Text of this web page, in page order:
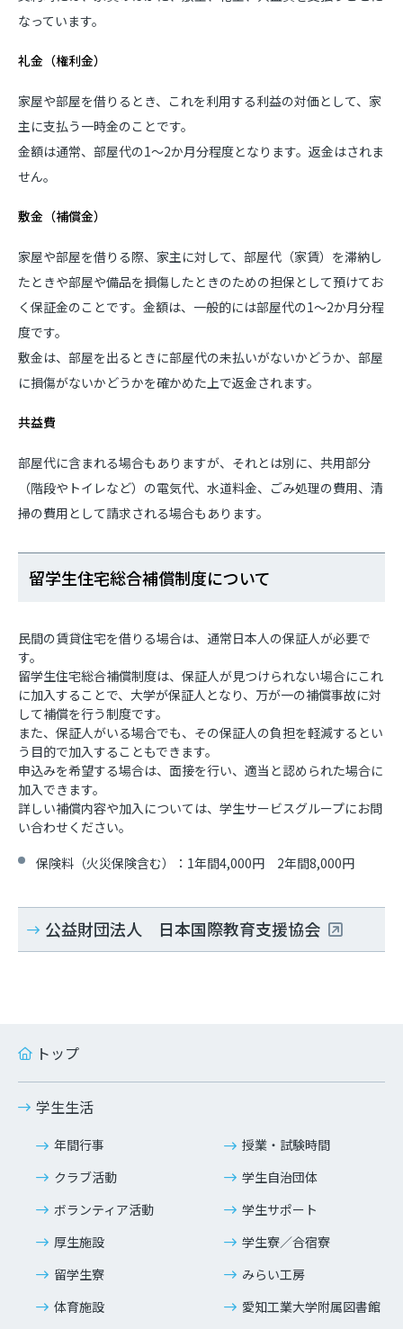
なっています。
礼金（権利金）
家屋や部屋を借りるとき、これを利用する利益の対価として、家
主に支払う一時金のことです。
金額は通常、部屋代の1～2か月分程度となります。返金はされま
せん。
敷金（補償金）
家屋や部屋を借りる際、家主に対して、部屋代（家賃）を滞納し
たときや部屋や備品を損傷したときのための担保として預けてお
く保証金のことです。金額は、一般的には部屋代の1～2か月分程
度です。
敷金は、部屋を出るときに部屋代の未払いがないかどうか、部屋
に損傷がないかどうかを確かめた上で返金されます。
共益費
部屋代に含まれる場合もありますが、それとは別に、共用部分
（階段やトイレなど）の電気代、水道料金、ごみ処理の費用、清
掃の費用として請求される場合もあります。
留学生住宅総合補償制度について
民間の賃貸住宅を借りる場合は、通常日本人の保証人が必要で
す。
留学生住宅総合補償制度は、保証人が見つけられない場合にこれ
に加入することで、大学が保証人となり、万が一の補償事故に対
して補償を行う制度です。
また、保証人がいる場合でも、その保証人の負担を軽減するとい
う目的で加入することもできます。
申込みを希望する場合は、面接を行い、適当と認められた場合に
加入できます。
詳しい補償内容や加入については、学生サービスグループにお問
い合わせください。
保険料（火災保険含む）：1年間4,000円 2年間8,000円
公益財団法人 日本国際教育支援協会
トップ
学生生活
年間行事
授業・試験時間
クラブ活動
学生自治団体
ボランティア活動
学生サポート
厚生施設
学生寮／合宿寮
留学生寮
みらい工房
体育施設
愛知工業大学附属図書館